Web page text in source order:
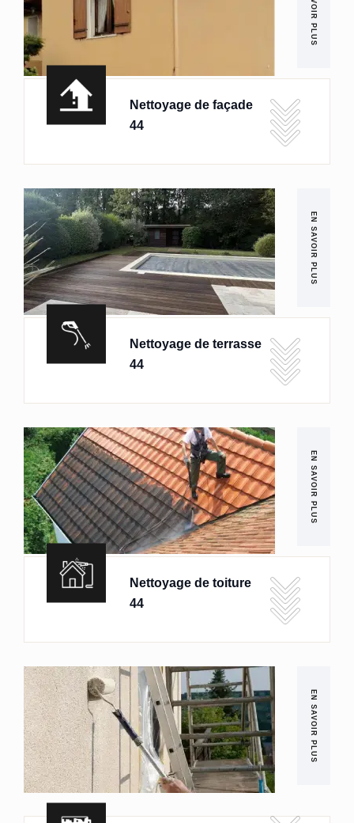
Nettoyage de façade
44
EN SAVOIR PLUS
Nettoyage de terrasse
44
EN SAVOIR PLUS
Nettoyage de toiture
44
EN SAVOIR PLUS